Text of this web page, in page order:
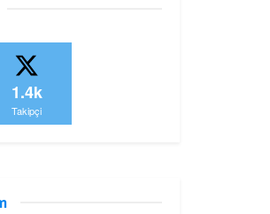
1.4k
Takipçi